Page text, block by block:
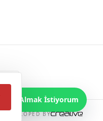
DEVELOPED BY
Bilgi Almak İstiyorum